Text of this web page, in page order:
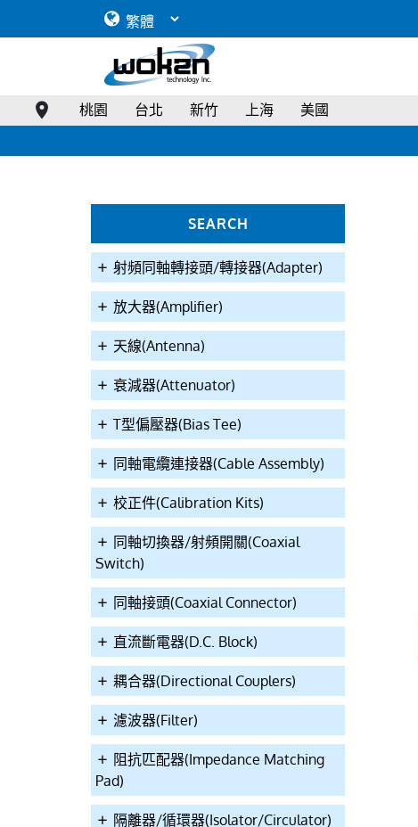
桃園 台北 新竹 上海 美國
SEARCH
射頻同軸轉接頭/轉接器(Adapter)
放大器(Amplifier)
天線(Antenna)
衰減器(Attenuator)
T型偏壓器(Bias Tee)
同軸電纜連接器(Cable Assembly)
校正件(Calibration Kits)
同軸切換器/射頻開關(Coaxial
Switch)
同軸接頭(Coaxial Connector)
直流斷電器(D.C. Block)
耦合器(Directional Couplers)
濾波器(Filter)
阻抗匹配器(Impedance Matching
Pad)
隔離器/循環器(Isolator/Circulator)